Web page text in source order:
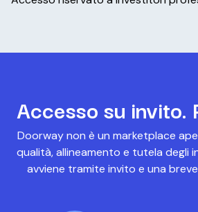
Accesso su invito.
Doorway non è un marketplace
qualità, allineamento e tutela degli
avviene tramite invito e una